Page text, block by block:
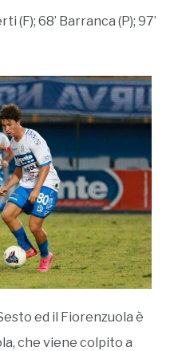
(F); 68’ Barranca (P); 97’
ed il Fiorenzuola è
che viene colpito a